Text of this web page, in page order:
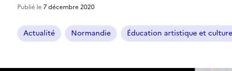
Publié le7 décembre 2020
Actualité Normandie Éducation artistique et